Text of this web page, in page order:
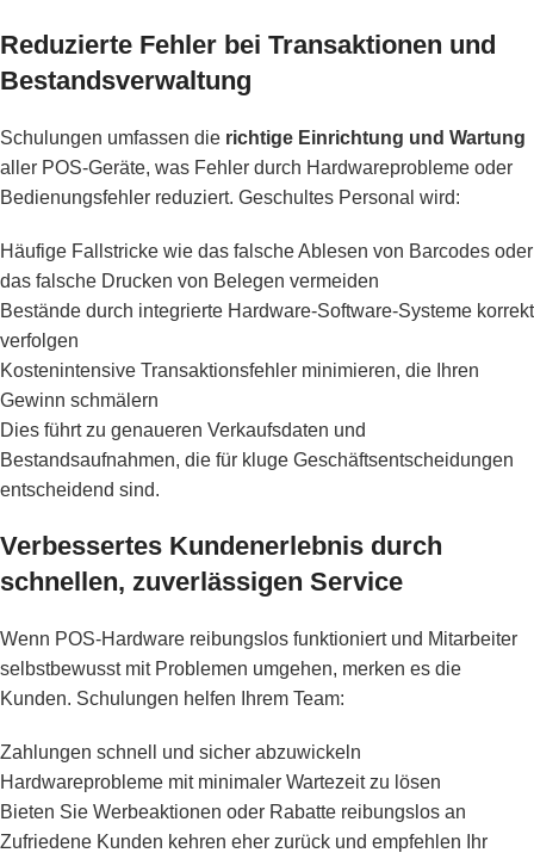
Reduzierte Fehler bei Transaktionen und
Bestandsverwaltung
Schulungen umfassen die richtige Einrichtung und Wartung
aller POS-Geräte, was Fehler durch Hardwareprobleme oder
Bedienungsfehler reduziert. Geschultes Personal wird:
Häufige Fallstricke wie das falsche Ablesen von Barcodes oder
das falsche Drucken von Belegen vermeiden
Bestände durch integrierte Hardware-Software-Systeme korrekt
verfolgen
Kostenintensive Transaktionsfehler minimieren, die Ihren
Gewinn schmälern
Dies führt zu genaueren Verkaufsdaten und
Bestandsaufnahmen, die für kluge Geschäftsentscheidungen
entscheidend sind.
Verbessertes Kundenerlebnis durch
schnellen, zuverlässigen Service
Wenn POS-Hardware reibungslos funktioniert und Mitarbeiter
selbstbewusst mit Problemen umgehen, merken es die
Kunden. Schulungen helfen Ihrem Team:
Zahlungen schnell und sicher abzuwickeln
Hardwareprobleme mit minimaler Wartezeit zu lösen
Bieten Sie Werbeaktionen oder Rabatte reibungslos an
Zufriedene Kunden kehren eher zurück und empfehlen Ihr